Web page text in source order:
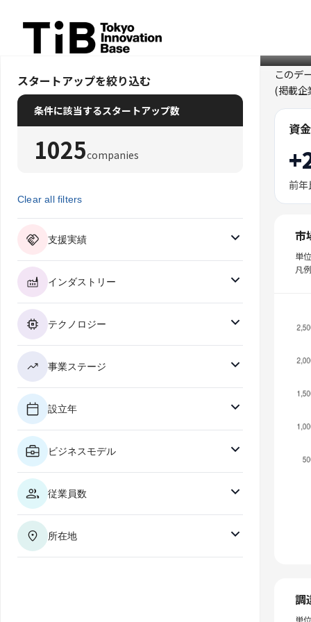
スタートアップを絞り込む
条件に該当するスタートアップ数
1025companies
Clear all filters
支援実績
インダストリー
テクノロジー
事業ステージ
設立年
ビジネスモデル
従業員数
所在地
このデ
(掲載企
資
前
市
単
凡
調
単